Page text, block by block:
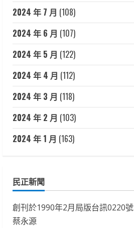
2024 年 7 月 (108)
2024 年 6 月 (107)
2024 年 5 月 (122)
2024 年 4 月 (112)
2024 年 3 月 (118)
2024 年 2 月 (103)
2024 年 1 月 (163)
民正新聞
創刊於1990年2月局版台訊0220號
蔡永源